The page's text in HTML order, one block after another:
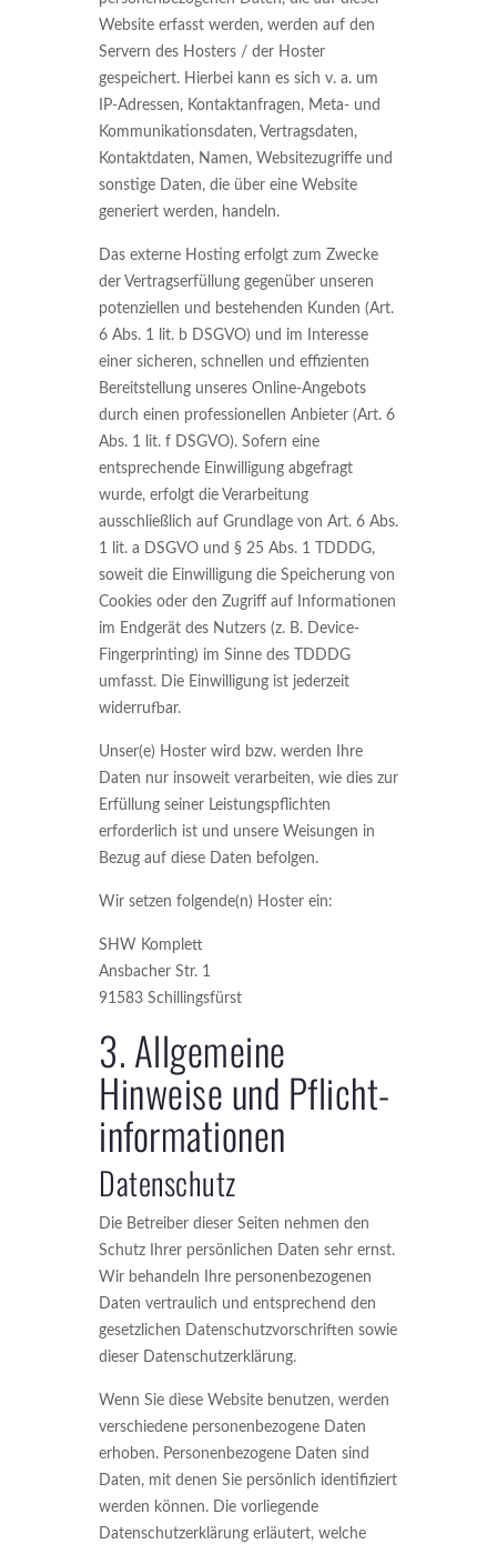
Website erfasst werden, werden auf den
Servern des Hosters / der Hoster
gespeichert. Hierbei kann es sich v. a. um
IP-Adressen, Kontaktanfragen, Meta- und
Kommunikationsdaten, Vertragsdaten,
Kontaktdaten, Namen, Websitezugriffe und
sonstige Daten, die über eine Website
generiert werden, handeln.
Das externe Hosting erfolgt zum Zwecke
der Vertragserfüllung gegenüber unseren
potenziellen und bestehenden Kunden (Art.
6 Abs. 1 lit. b DSGVO) und im Interesse
einer sicheren, schnellen und effizienten
Bereitstellung unseres Online-Angebots
durch einen professionellen Anbieter (Art. 6
Abs. 1 lit. f DSGVO). Sofern eine
entsprechende Einwilligung abgefragt
wurde, erfolgt die Verarbeitung
ausschließlich auf Grundlage von Art. 6 Abs.
1 lit. a DSGVO und § 25 Abs. 1 TDDDG,
soweit die Einwilligung die Speicherung von
Cookies oder den Zugriff auf Informationen
im Endgerät des Nutzers (z. B. Device-
Fingerprinting) im Sinne des TDDDG
umfasst. Die Einwilligung ist jederzeit
widerrufbar.
Unser(e) Hoster wird bzw. werden Ihre
Daten nur insoweit verarbeiten, wie dies zur
Erfüllung seiner Leistungspflichten
erforderlich ist und unsere Weisungen in
Bezug auf diese Daten befolgen.
Wir setzen folgende(n) Hoster ein:
SHW Komplett
Ansbacher Str. 1
91583 Schillingsfürst
3. Allgemeine
Hinweise und Pflicht­
informationen
Datenschutz
Die Betreiber dieser Seiten nehmen den
Schutz Ihrer persönlichen Daten sehr ernst.
Wir behandeln Ihre personenbezogenen
Daten vertraulich und entsprechend den
gesetzlichen Datenschutzvorschriften sowie
dieser Datenschutzerklärung.
Wenn Sie diese Website benutzen, werden
verschiedene personenbezogene Daten
erhoben. Personenbezogene Daten sind
Daten, mit denen Sie persönlich identifiziert
werden können. Die vorliegende
Datenschutzerklärung erläutert, welche